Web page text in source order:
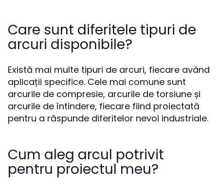
Care sunt diferitele tipuri de
arcuri disponibile?
Există mai multe tipuri de arcuri, fiecare având
aplicații specifice. Cele mai comune sunt
arcurile de compresie, arcurile de torsiune și
arcurile de întindere, fiecare fiind proiectată
pentru a răspunde diferitelor nevoi industriale.
Cum aleg arcul potrivit
pentru proiectul meu?